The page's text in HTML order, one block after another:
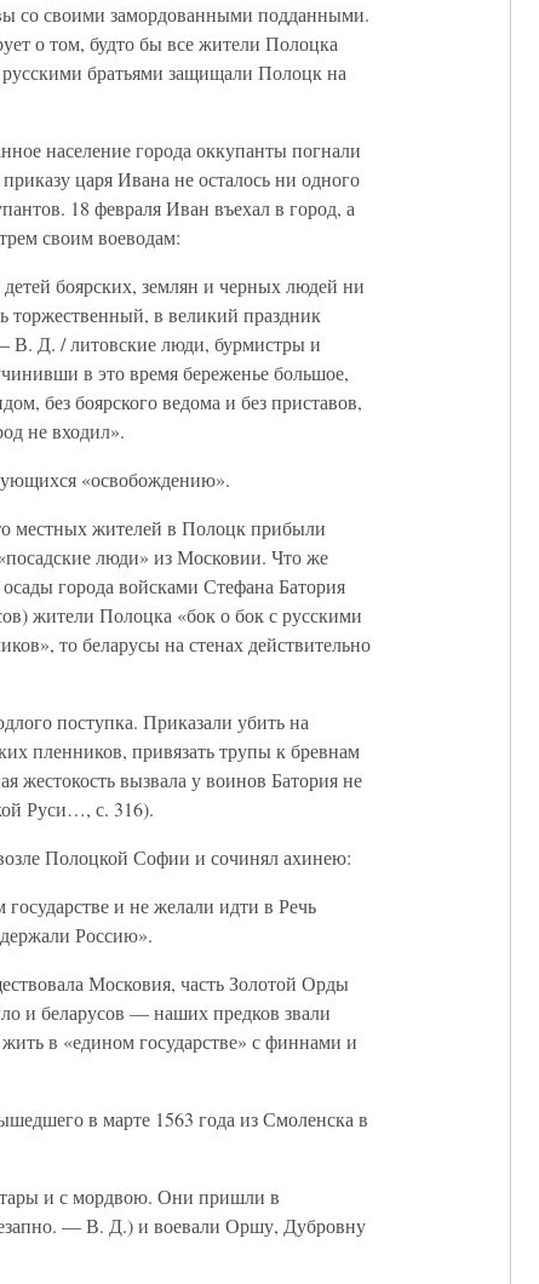
со своими замордованными подданными.
о том, будто бы все жители Полоцка
братьями защищали Полоцк на
население города оккупанты погнали
царя Ивана не осталось ни одного
18 февраля Иван въехал в город, а
своим воеводам:
боярских, землян и черных людей ни
торжественный, в великий праздник
В. Д. / литовские люди, бурмистры и
в это время береженье большое,
без боярского ведома и без приставов,
не входил».
«освобождению».
местных жителей в Полоцк прибыли
люди» из Московии. Что же
города войсками Стефана Батория
жители Полоцка «бок о бок с русскими
то беларусы на стенах действительно
поступка. Приказали убить на
пленников, привязать трупы к бревнам
жестокость вызвала у воинов Батория не
Руси…, с. 316).
Полоцкой Софии и сочинял ахинею:
и не желали идти в Речь
Россию».
Московия, часть Золотой Орды
и беларусов — наших предков звали
в «едином государстве» с финнами и
в марте 1563 года из Смоленска в
и с мордвою. Они пришли в
— В. Д.) и воевали Оршу, Дубровну